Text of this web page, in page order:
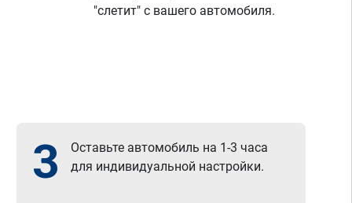
"слетит" с вашего автомобиля.
3
Оставьте автомобиль на 1-3 часа
для индивидуальной настройки.